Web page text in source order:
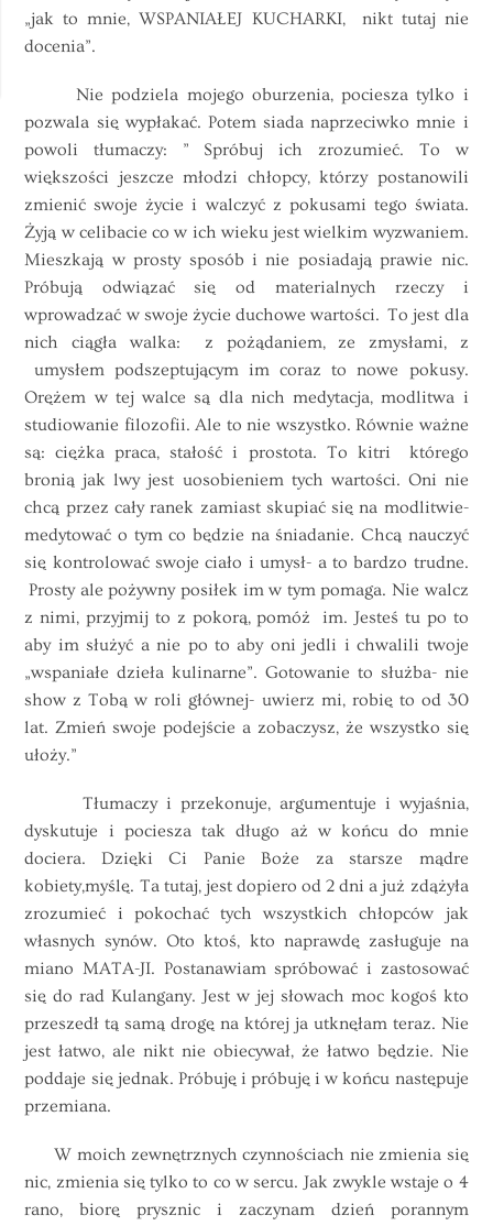
„jak to mnie, WSPANIAŁEJ KUCHARKI, nikt tutaj nie
docenia”.
Nie podziela mojego oburzenia, pociesza tylko i
pozwala się wypłakać. Potem siada naprzeciwko mnie i
powoli tłumaczy: ” Spróbuj ich zrozumieć. To w
większości jeszcze młodzi chłopcy, którzy postanowili
zmienić swoje życie i walczyć z pokusami tego świata.
Żyją w celibacie co w ich wieku jest wielkim wyzwaniem.
Mieszkają w prosty sposób i nie posiadają prawie nic.
Próbują odwiązać się od materialnych rzeczy i
wprowadzać w swoje życie duchowe wartości. To jest dla
nich ciągła walka: z pożądaniem, ze zmysłami, z
umysłem podszeptującym im coraz to nowe pokusy.
Orężem w tej walce są dla nich medytacja, modlitwa i
studiowanie filozofii. Ale to nie wszystko. Równie ważne
są: ciężka praca, stałość i prostota. To kitri którego
bronią jak lwy jest uosobieniem tych wartości. Oni nie
chcą przez cały ranek zamiast skupiać się na modlitwie-
medytować o tym co będzie na śniadanie. Chcą nauczyć
się kontrolować swoje ciało i umysł- a to bardzo trudne.
Prosty ale pożywny posiłek im w tym pomaga. Nie walcz
z nimi, przyjmij to z pokorą, pomóż im. Jesteś tu po to
aby im służyć a nie po to aby oni jedli i chwalili twoje
„wspaniałe dzieła kulinarne”. Gotowanie to służba- nie
show z Tobą w roli głównej- uwierz mi, robię to od 30
lat. Zmień swoje podejście a zobaczysz, że wszystko się
ułoży.”
Tłumaczy i przekonuje, argumentuje i wyjaśnia,
dyskutuje i pociesza tak długo aż w końcu do mnie
dociera. Dzięki Ci Panie Boże za starsze mądre
kobiety,myślę. Ta tutaj, jest dopiero od 2 dni a już zdążyła
zrozumieć i pokochać tych wszystkich chłopców jak
własnych synów. Oto ktoś, kto naprawdę zasługuje na
miano MATA-JI. Postanawiam spróbować i zastosować
się do rad Kulangany. Jest w jej słowach moc kogoś kto
przeszedł tą samą drogę na której ja utknęłam teraz. Nie
jest łatwo, ale nikt nie obiecywał, że łatwo będzie. Nie
poddaje się jednak. Próbuję i próbuję i w końcu następuje
przemiana.
W moich zewnętrznych czynnościach nie zmienia się
nic, zmienia się tylko to co w sercu. Jak zwykle wstaje o 4
rano, biorę prysznic i zaczynam dzień porannym